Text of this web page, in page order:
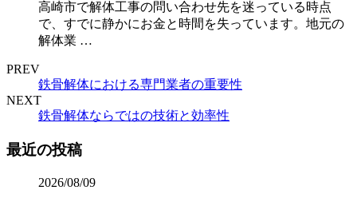
高崎市で解体工事の問い合わせ先を迷っている時点
で、すでに静かにお金と時間を失っています。地元の
解体業 …
PREV
鉄骨解体における専門業者の重要性
NEXT
鉄骨解体ならではの技術と効率性
最近の投稿
2026/08/09